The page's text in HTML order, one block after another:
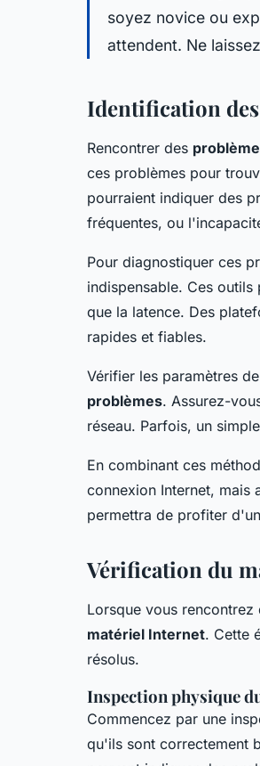
soyez novice ou
attendent. Ne
Identification
Rencontrer des
ces problèmes pour
pourraient indiquer des
fréquentes, ou
Pour diagnostiquer ces
indispensable. Ces
que la latence. Des
rapides et fiables.
Vérifier les paramètres
problèmes. Assurez-
réseau. Parfois, un
En combinant ces
connexion Internet, mais
permettra de profiter
Vérification du
Lorsque vous
matériel Internet. Cette
résolus.
Inspection physique
Commencez par une
qu'ils sont correctement